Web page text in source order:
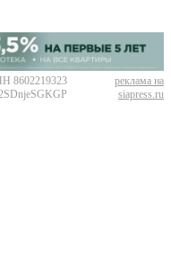
8602219323
реклама на
siapress.ru